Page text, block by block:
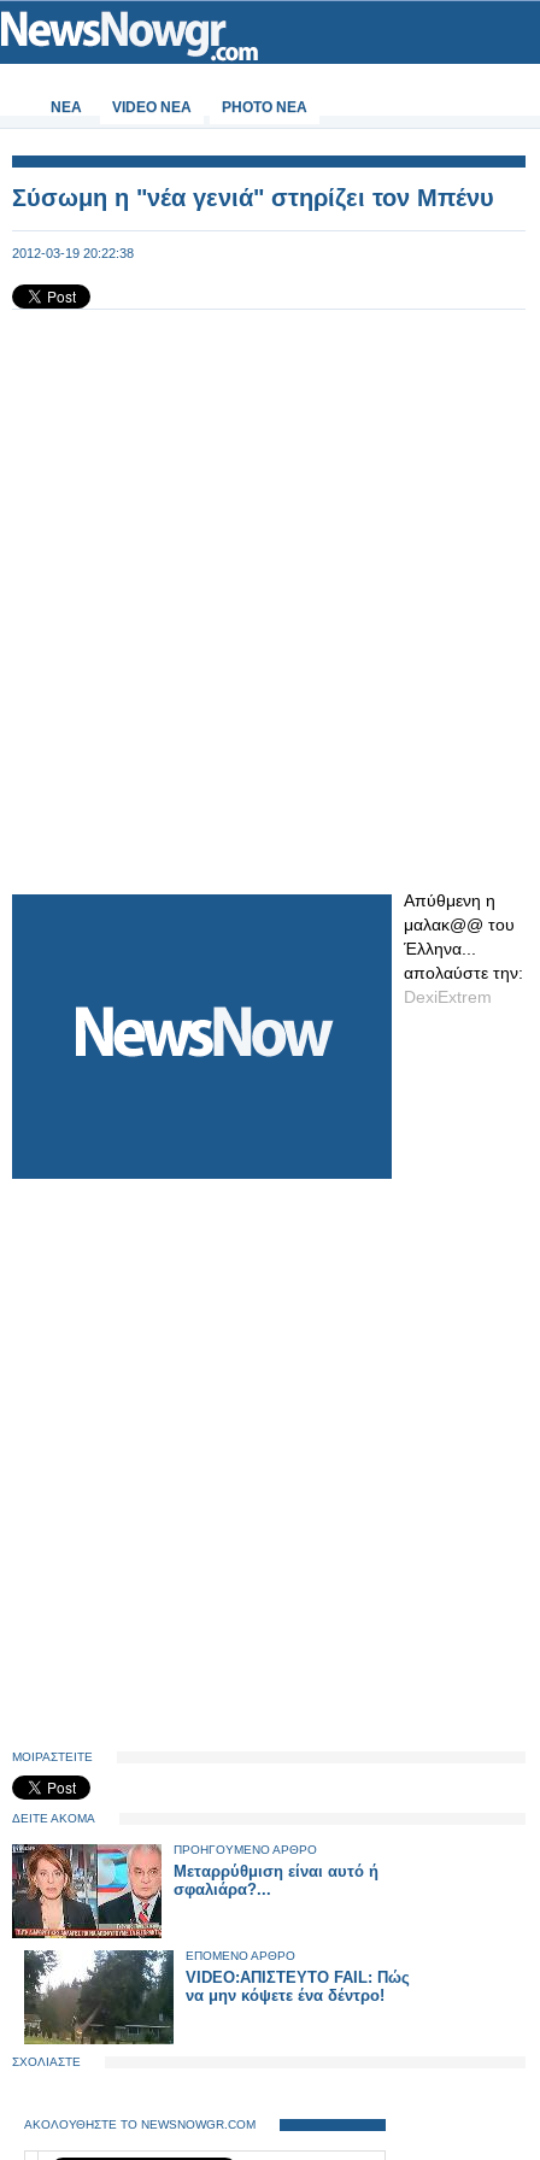
ΝΕΑ VIDEO NEA PHOTO NEA
Σύσωμη η "νέα γενιά" στηρίζει τον Μπένυ
2012-03-19 20:22:38
Απύθμενη η
μαλακ@@ του
Έλληνα...
απολαύστε την:
DexiExtrem
ΜΟΙΡΑΣΤΕΙΤΕ
ΔΕΙΤΕ ΑΚΟΜΑ
ΠΡΟΗΓΟΥΜΕΝΟ ΑΡΘΡΟ
Μεταρρύθμιση είναι αυτό ή
σφαλιάρα?...
ΕΠΟΜΕΝΟ ΑΡΘΡΟ
VIDEO:ΑΠΙΣΤΕΥΤΟ FAIL: Πώς
να μην κόψετε ένα δέντρο!
ΣΧΟΛΙΑΣΤΕ
ΑΚΟΛΟΥΘΗΣΤΕ ΤΟ NEWSNOWGR.COM